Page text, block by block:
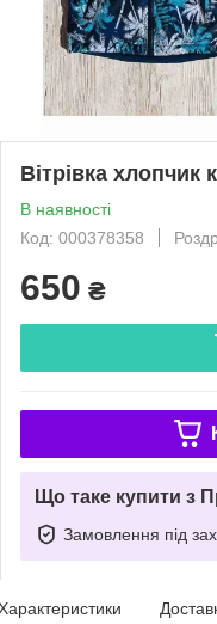
Вітрівка хлопчик
В наявності
Код: 000378358
650 ₴
Що таке купити з
Замовлення під